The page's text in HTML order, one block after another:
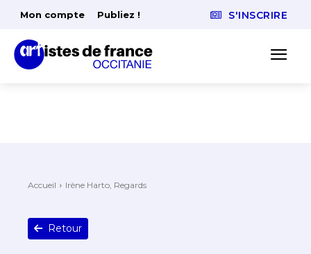
Mon compte Publiez ! S'INSCRIRE
Accueil Irène Harto, Regards
Retour